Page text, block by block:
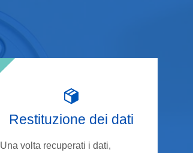
Restituzione dei dati
Una volta recuperati i dati,